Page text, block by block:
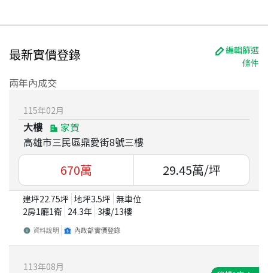
最新實價登錄
編輯篩選
條件
兩年內成交
115年02月
大樓
家賀
高雄市三民區鼎愛街8號三樓
670萬 29.45萬/坪
建坪22.75坪 地坪3.5坪 無車位
2房1廳1衛 24.3年 3樓/13樓
資料說明 內政部實價登錄
113年08月